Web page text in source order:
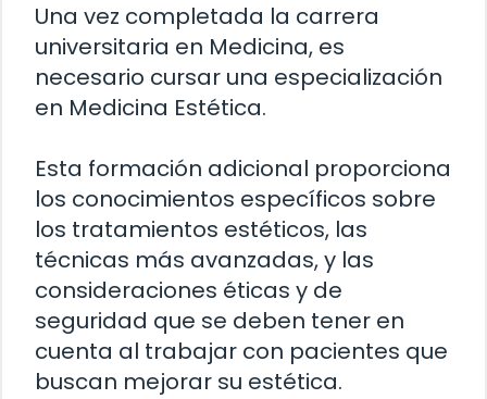
Una vez completada la carrera
universitaria en Medicina, es
necesario cursar una especialización
en Medicina Estética.
Esta formación adicional proporciona
los conocimientos específicos sobre
los tratamientos estéticos, las
técnicas más avanzadas, y las
consideraciones éticas y de
seguridad que se deben tener en
cuenta al trabajar con pacientes que
buscan mejorar su estética.